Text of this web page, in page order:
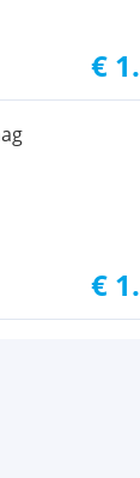
€
€